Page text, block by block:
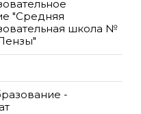
"Средняя
школа №
-